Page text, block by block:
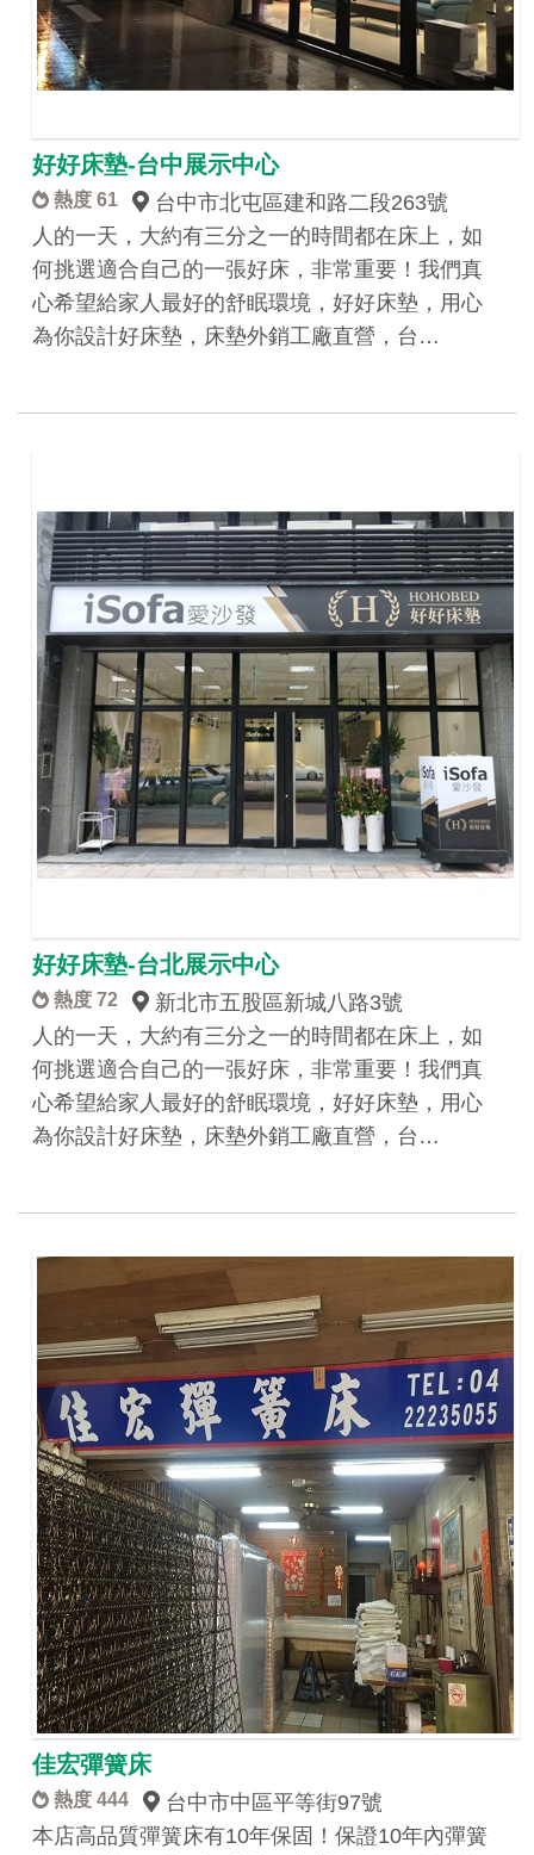
好好床墊-台中展示中心
熱度 61
台中市北屯區建和路二段263號
人的一天，大約有三分之一的時間都在床上，如
何挑選適合自己的一張好床，非常重要！ ​我們真
心希望給家人最好的舒眠環境，好好床墊，用心
為你設計好床墊，​床墊外銷工廠直營，台…
好好床墊-台北展示中心
熱度 72
新北市五股區​新城八路3號
人的一天，大約有三分之一的時間都在床上，如
何挑選適合自己的一張好床，非常重要！ ​我們真
心希望給家人最好的舒眠環境，好好床墊，用心
為你設計好床墊，​床墊外銷工廠直營，台…
佳宏彈簧床
熱度 444
台中市中區平等街97號
本店高品質彈簧床有10年保固！保證10年內彈簧